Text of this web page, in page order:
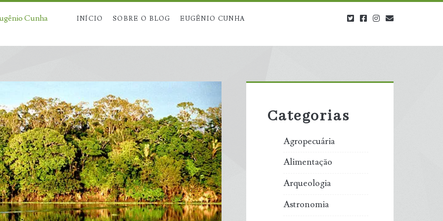
Cunha INÍCIO SOBRE O BLOG EUGÊNIO CUNHA twitterfacebookinstagram
Sidebar
Categorias
Agropecuária
Alimentação
Arqueologia
Astronomia